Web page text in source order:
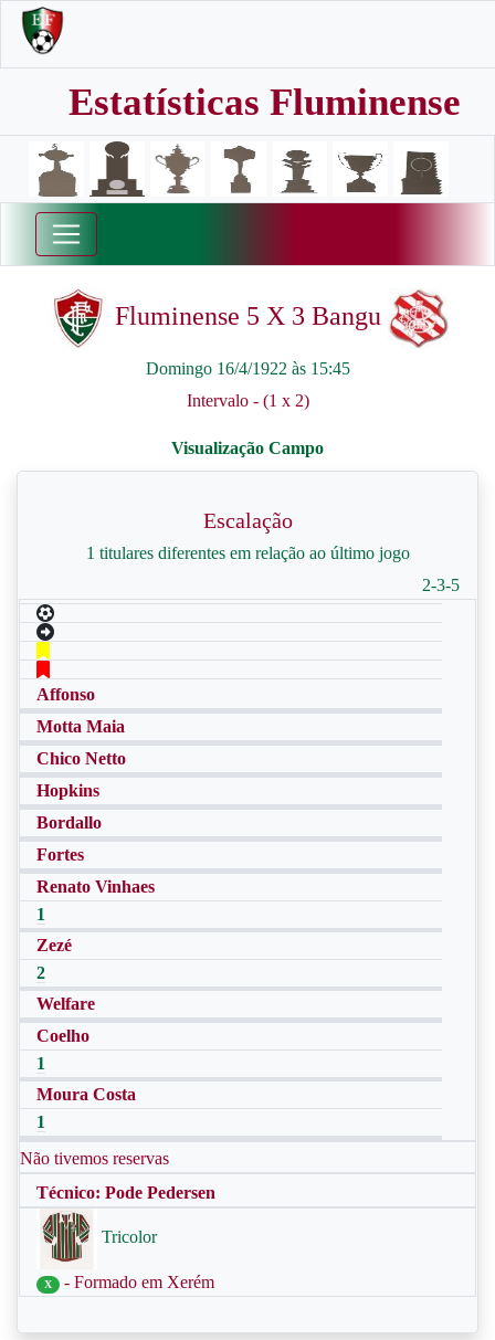
Estatísticas Fluminense
Fluminense 5 X 3 Bangu
Domingo 16/4/1922 às 15:45
Intervalo - (1 x 2)
Escalação
1 titulares diferentes em relação ao último jogo
2-3-5
Affonso
Motta Maia
Chico Netto
Hopkins
Bordallo
Fortes
Renato Vinhaes
1
Zezé
2
Welfare
Coelho
1
Moura Costa
1
Não tivemos reservas
Técnico: Pode Pedersen
Tricolor
X - Formado em Xerém